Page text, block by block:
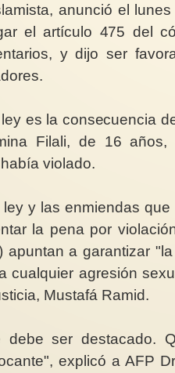
anunció el
el artículo 475 del
y dijo ser
es la consecuencia
Filali, de 16
violado.
y las enmiendas
la pena por
apuntan a garantizar
cualquier agresión
Mustafá Ramid.
debe ser destacado.
explicó a AFP